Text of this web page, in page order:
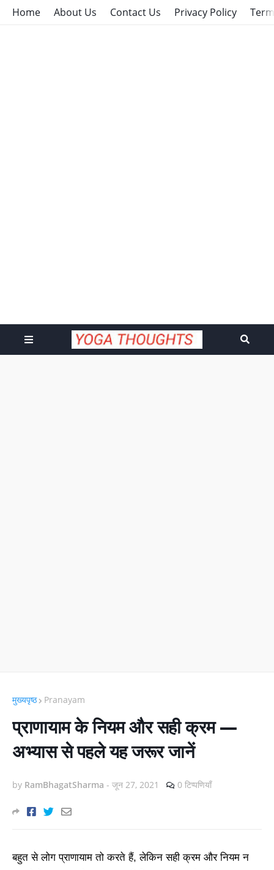
Home About Us Contact Us Privacy Policy
मुख्यपृष्ठ Pranayam
प्राणायाम के नियम और सही क्रम —
अभ्यास से पहले यह जरूर जानें
by RamBhagatSharma - जून 27, 2021 0 टिप्पणियाँ
बहुत से लोग प्राणायाम तो करते हैं, लेकिन सही क्रम और नियम न